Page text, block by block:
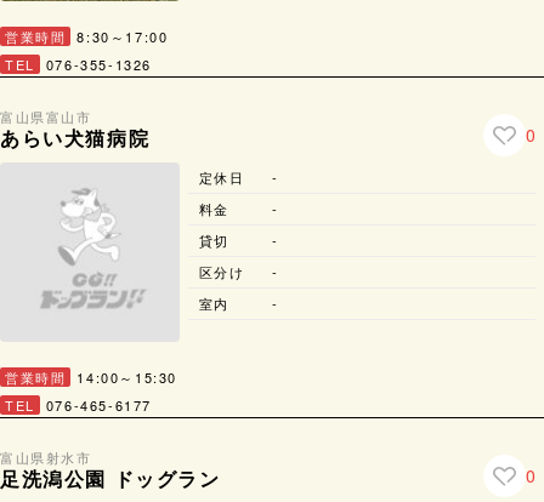
営業時間
8:30～17:00
TEL
076-355-1326
富山県富山市
あらい犬猫病院 0
営業時間
14:00～15:30
TEL
076-465-6177
定休日
-
料金
-
貸切
-
区分け
-
室内
-
富山県射水市
足洗潟公園 ドッグラン 0